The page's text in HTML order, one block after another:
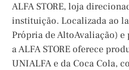
ALFA STORE, loja
instituição. Localizada ao
Própria de AltoAvaliação)
a ALFA STORE oferece
UNIALFA e da Coca Cola,